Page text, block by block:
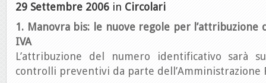
29 Settembre 2006 in Circolari
1. Manovra bis: le nuove regole per
IVA
L’attribuzione del numero identificativo sarà
controlli preventivi da parte dell’Amministrazione